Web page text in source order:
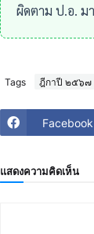
ผิดตาม ป.อ. ม
Tags ฎีกาปี ๒๕๖๗
Facebook
แสดงความคิดเห็น